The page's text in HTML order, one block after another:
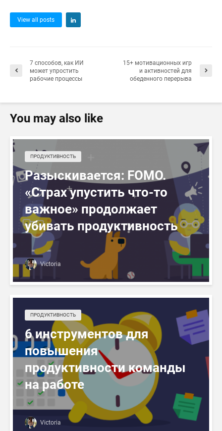
View all posts
7 способов, как ИИ
может упростить
рабочие процессы
15+ мотивационных игр
и активностей для
обеденного перерыва
You may also like
ПРОДУКТИВНОСТЬ
Разыскивается: FOMO.
«Страх упустить что-то
важное» продолжает
убивать продуктивность
Victoria
ПРОДУКТИВНОСТЬ
6 инструментов для
повышения
продуктивности команды
на работе
Victoria